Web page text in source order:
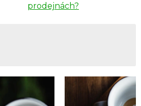
prodejnách?